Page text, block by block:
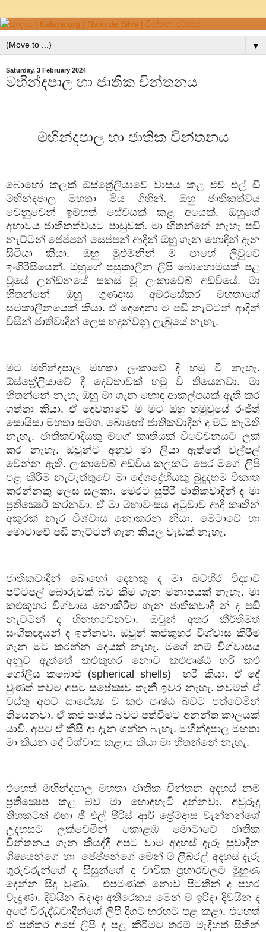
▼
Saturday, 3 February 2024
මහින්දපාල හා ජාතික චින්තනය
මහින්දපාල හා ජාතික චින්තනය
බොහෝ කලක් ඕස්ත්‍රේලියාවේ වාසය කළ එච් එල් ඩී
මහින්දපාල
මහතා මිය ගිහින්. ඔහු
ජාතිකත්වය
වෙනුවෙන්
ඉමහත් සේවයක් කළ අයෙක්. ඔහුගේ
අභාවය ජාතිකත්වයට පාඩුවක්.මා හිතන්නේ නැහැ පඬි
නැට්ටන් ජෙප්පන් සෙප්පන් ආදීන් ඔහු ගැන හොඳින් දැන
සිටියා
කියා. ඔහු මූළුමනින් ම පාහේ
ලිවුවේ
ඉංගිරිසියෙන්. ඔහුගේ පසුකාලීන ලිපි බොහොමයක් පළ
වූයේ
ලන්ඩනයේ සකස් වූ ලංකාවෙබ් අඩවියේ. මා
හිතන්නේ
ඔහු ගුණදාස අමරසේකර
මහතාගේ
සමකාලීනයෙක් කියා.ඒ දෙදෙනා ම පඬි නැට්ටන් ආදීන්
විසින් ජාතිවාදීන් ලෙස හඳුන්වනු ලැබුයේ නැහැ.
මට මහින්දපාල මහතා ලංකාවේ දී හමු වී නැහැ.
ඕස්ත්‍රේලියාවේ
දී දෙවතාවක් හමු වී තියෙනවා.මා
හිතන්නේ නැහැ ඔහු මා ගැන හොඳ ආකල්පයක් ඇති කර
ගත්තා කියා.ඒ දෙවතාවේ ම මට ඔහු හමුවුයේ රංජිත්
සොයිසා මහතා සමග.බොහෝ ජාතිකවාදීන් ද මට කැමති
නැහැ. ජාතිකවාදියකු මගේ කෘතියක් විවේචනයට ලක්
කර
නැහැ.ඔවුන්ට අනුව මා ලියා ඇත්තේ
වල්පල්
වෙන්න ඇති.ලංකාවෙබ් අඩවිය කලකට පෙර මගේ ලිපි
පළ කිරීම නැවැත්තුවේ මා දේශද්‍රේහියකු බුදුදහම විකෘත
කරන්නකු ලෙස සලකා.මෙරට සුපිරි ජාතිකවාදීන් ද මා
ප්‍රතික්‍ෂෙඊ කරනවා.ඒ මා මහාවංසය අටුවාව ආදී කෘතීන්
අකුරක් නෑර විශ්වාස නොකරන නිසා. මෙටාවේ හා
මොටාවේ පඬි නැට්ටන් ගැන කියල වැඩක් නැහැ.
ජාතිකවාදීන් බොහෝ දෙනකු ද මා බටහිර
විද්‍යාව
පට්ටපල් බොරුවක් බව කීම ගැන මනාපයක් නැහැ.මා
කළුකුහර විශ්වාස නොකිරීම ගැන ජාතිකවාදී න් ද පඬි
නැට්ටන්
ද හිනහවෙනවා. ඔවුන් අතර
කීර්තිමත්
සංගීතඥයන් ද ඉන්නවා. ඔවුන් කළුකුහර විශ්වාස කිරීම
ගැන මට කරන්න දෙයක් නැහැ. මගේ නම් විශ්වාසය
අනුව
ඇත්තේ කළුකුහර නොව කළුපෘෂ්ඨ හරි
කළු
ගෝලීය කබොළු (spherical shells) හරි කියා. ඒ දේ
වුණත් තවම අපට සපේක්‍ෂව තැනී ඉවර නැහැ.තවමත් ඒ
වස්තු අපට සාපේක්‍ෂ ව කළු පෘෂ්ඨ බවට පත්වෙමින්
තියෙනවා.ඒ කළු පෘෂ්ඨ බවට පත්වීමට අනන්ත කාලයක්
යාවි.අපට ඒ කිසි දා දැන ගන්න බැහැ. මහින්දපාල මහතා
මා කියන දේ විශ්වාස කළාය කියා මා හිතන්නේ නැහැ.
එහෙත් මහින්දපාල මහතා ජාතික චින්තන අදහස් නම්
ප්‍රතික්‍ෂෙප
කළ බව මා හොඳහැටි දන්නවා.අවුරූදු
තිහකටත් එහා ජී එල් පීරිස් ආර් ප්‍රේමදාස වැන්නන්ගේ
උදහසට
ලක්වෙමින් කොළඹ මොටාවේ
ජාතික
චින්තනය ගැන කියද්දී අපට වාම අදහස් දැරූ සුවාදීන
ශිෂ්‍යයන්ගේ හා ජෙප්පන්ගේ මෙන් ම ලිබරල් අදහස් දැරු
ගුරුවරුන්ගේ ද සිසුන්ගේ ද වාචික ප්‍රහාරවලට මුහුණ
දෙන්න සිදු වුණා. එපමණක් නොව පිටතින් ද පහර
වැදුණා.දිවයින බදාදා අතිරෙකය මෙන් ම ඉරිදා දිවයින ද
අපේ විරුද්ධවාදීන්ගේ ලිපි දිගට හරහට පළ කළා.එහෙත්
ඒ පත්තර අපේ ලිපි ද පළ කිරීමට තරම් මැදිහත් සිතින්